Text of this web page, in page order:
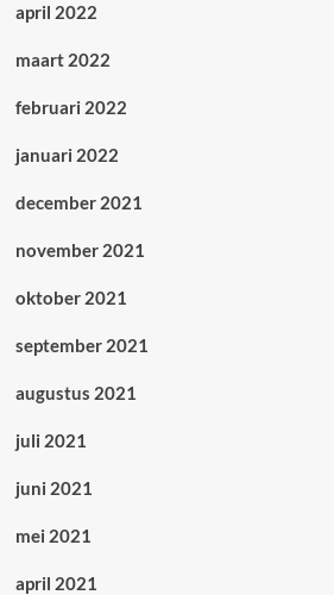
april 2022
maart 2022
februari 2022
januari 2022
december 2021
november 2021
oktober 2021
september 2021
augustus 2021
juli 2021
juni 2021
mei 2021
april 2021